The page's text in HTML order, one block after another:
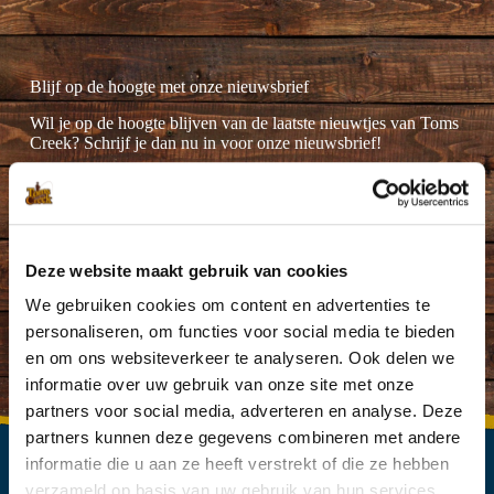
Deze website maakt gebruik van cookies
We gebruiken cookies om content en advertenties te
personaliseren, om functies voor social media te bieden
en om ons websiteverkeer te analyseren. Ook delen we
informatie over uw gebruik van onze site met onze
partners voor social media, adverteren en analyse. Deze
partners kunnen deze gegevens combineren met andere
informatie die u aan ze heeft verstrekt of die ze hebben
Blijf op de hoogte met onze nieuwsbrief
Wil je op de hoogte blijven van de laatste nieuwtjes van Toms
Creek? Schrijf je dan nu in voor onze nieuwsbrief!
Ik ga akkoord met deprivacyverklaring.(Vereist)